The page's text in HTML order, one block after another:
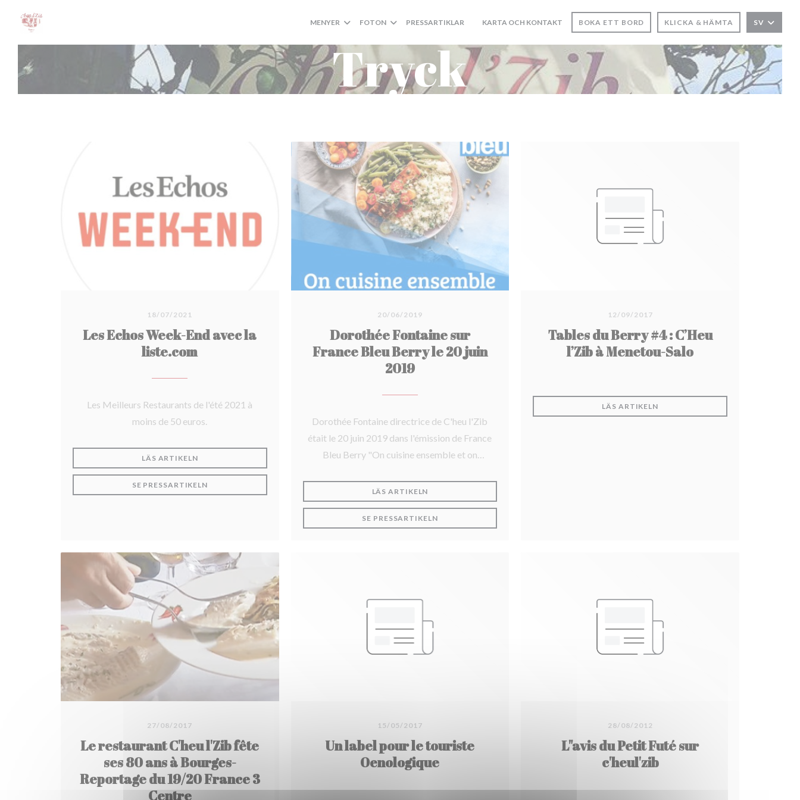
MENYER FOTON PRESSARTIKLAR
((ÖPPNAS I ETT NYTT FÖNSTER))
KARTA OCH KONTAKT BOKA ETT BORD KLICKA & HÄMTA SV
Tryck
18/07/2021
Les Echos Week-End avec la
liste.com
Les Meilleurs Restaurants de l'été 2021 à
moins de 50 euros.
LÄS ARTIKELN((ÖPPNAS I ETT NYTT FÖNSTER))
SE PRESSARTIKELN ((ÖPPNAS I ETT NYTT FÖNSTER))
20/06/2019
Dorothée Fontaine sur
France Bleu Berry le 20 juin
2019
Dorothée Fontaine directrice de C'heu l'Zib
était le 20 juin 2019 dans l'émission de France
Bleu Berry "On cuisine ensemble et on
gourmandise !
LÄS ARTIKELN
SE PRESSARTIKELN((ÖPPNAS I ETT NYTT FÖNSTER))
12/09/2017
Tables du Berry #4 : C’Heu
l’Zib à Menetou-Salo
LÄS ARTIKELN
27/08/2017
Le restaurant C'heu l'Zib fête
ses 80 ans à Bourges-
Reportage du 19/20 France 3
Centre
15/05/2017
Un label pour le touriste
Oenologique
28/08/2012
L"avis du Petit Futé sur
c'heul'zib